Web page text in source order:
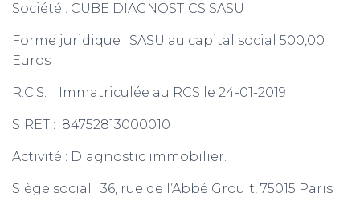
Société : CUBE DIAGNOSTICS SASU
Forme juridique : SASU au capital social 500,00
Euros
R.C.S. : Immatriculée au RCS le 24-01-2019
SIRET : 84752813000010
Activité : Diagnostic immobilier.
Siège social : 36, rue de l’Abbé Groult, 75015 Paris